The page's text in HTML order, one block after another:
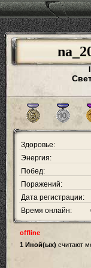
Здоровье:
Энергия:
Побед:
Поражений:
Дата регистрации:
Время онлайн:
offline
1 Иной(ых) считают